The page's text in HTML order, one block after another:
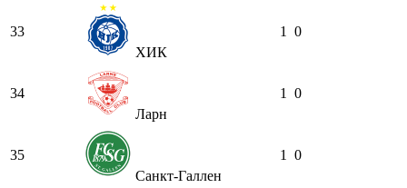
33
ХИК
1 0
34
Ларн
1 0
35
Санкт-Галлен
1 0